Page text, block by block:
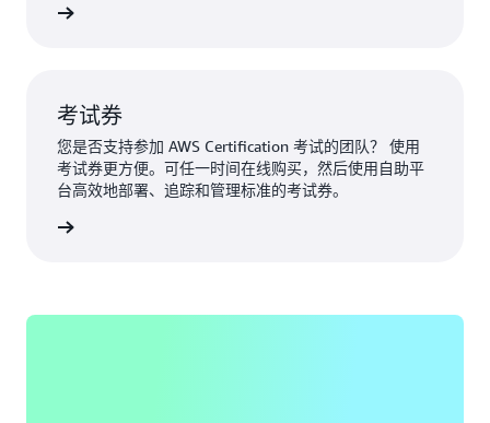
考试券
您是否支持参加 AWS Certification 考试的团队？ 使用
考试券更方便。可任一时间在线购买，然后使用自助平
台高效地部署、追踪和管理标准的考试券。